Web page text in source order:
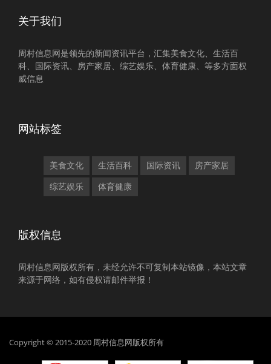
关于我们
周村信息网是领先的新闻资讯平台，汇集美食文化、生活百
科、国际资讯、房产家居、综艺娱乐、体育健康、等多方面权
威信息
网站标签
美食文化 生活百科 国际资讯 房产家居
综艺娱乐 体育健康
版权信息
周村信息网版权所有，未经允许不可复制本站镜像，本站文章
来源于网络，如有侵权请邮件举报！
Copyright © 2015-2020 周村信息网版权所有